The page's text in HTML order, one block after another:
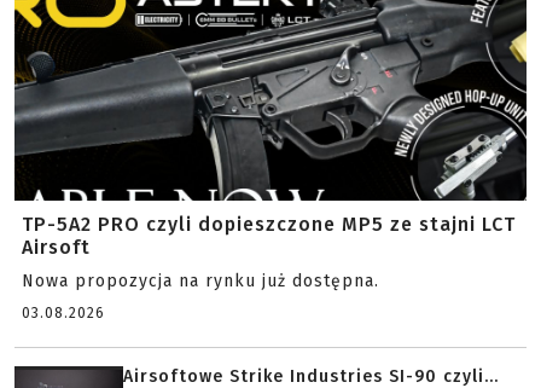
TP-5A2 PRO czyli dopieszczone MP5 ze stajni LCT
Airsoft
Nowa propozycja na rynku już dostępna.
03.08.2026
Airsoftowe Strike Industries SI-90 czyli...